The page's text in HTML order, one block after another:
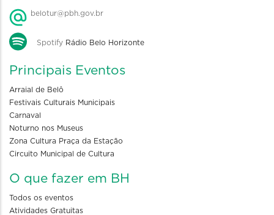
belotur@pbh.gov.br
Spotify Rádio Belo Horizonte
Principais Eventos
Arraial de Belô
Festivais Culturais Municipais
Carnaval
Noturno nos Museus
Zona Cultura Praça da Estação
Circuito Municipal de Cultura
O que fazer em BH
Todos os eventos
Atividades Gratuitas